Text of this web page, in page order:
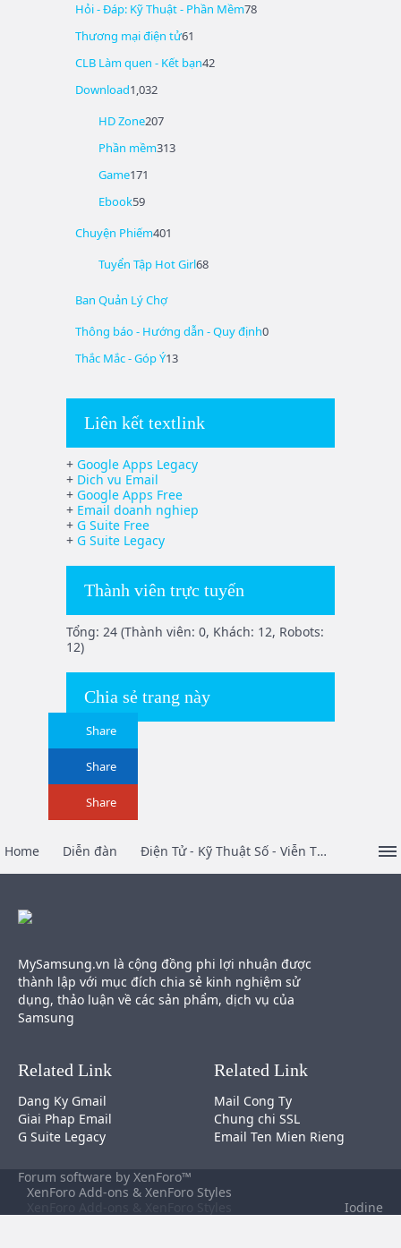
Hỏi - Đáp: Kỹ Thuật - Phần Mềm78
Thương mại điện tử61
CLB Làm quen - Kết bạn42
Download1,032
HD Zone207
Phần mềm313
Game171
Ebook59
Chuyện Phiếm401
Tuyển Tập Hot Girl68
Ban Quản Lý Chợ
Thông báo - Hướng dẫn - Quy định0
Thắc Mắc - Góp Ý13
Liên kết textlink
+ Google Apps Legacy
+ Dich vu Email
+ Google Apps Free
+ Email doanh nghiep
+ G Suite Free
+ G Suite Legacy
Thành viên trực tuyến
Tổng: 24 (Thành viên: 0, Khách: 12, Robots:
12)
Chia sẻ trang này
Share
Share
Share
Home Diễn đàn Điện Tử - Kỹ Thuật Số - Viễn Thông
MySamsung.vn là cộng đồng phi lợi nhuận được
thành lập với mục đích chia sẻ kinh nghiệm sử
dụng, thảo luận về các sản phẩm, dịch vụ của
Samsung
Related Link
Dang Ky Gmail
Giai Phap Email
G Suite Legacy
Related Link
Mail Cong Ty
Chung chi SSL
Email Ten Mien Rieng
Forum software by XenForo™
XenForo Add-ons & XenForo Styles
Iodine